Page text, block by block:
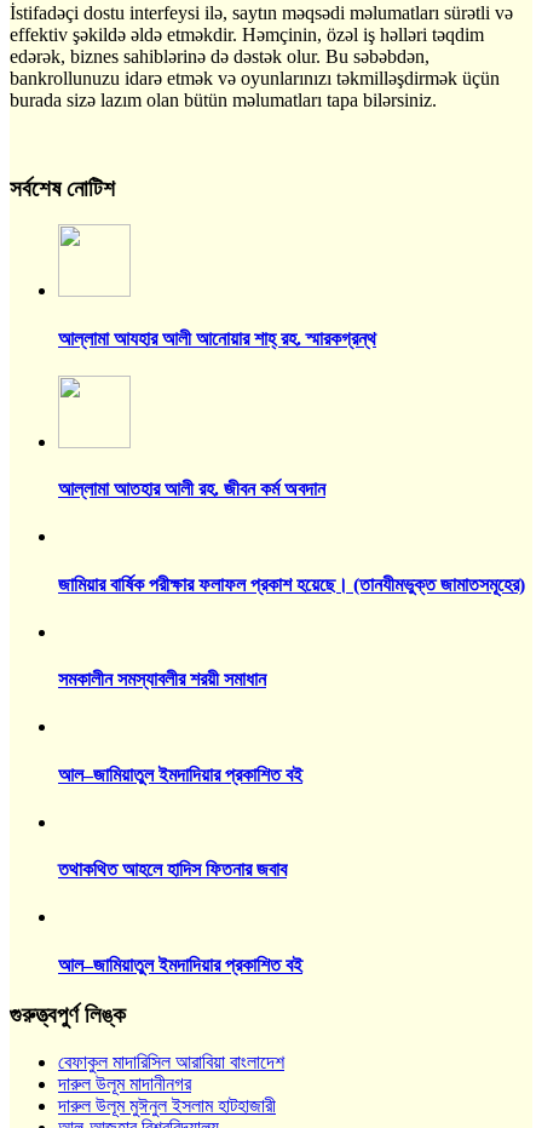
İstifadəçi dostu interfeysi ilə, saytın məqsədi məlumatları sürətli və
effektiv şəkildə əldə etməkdir. Həmçinin, özəl iş həlləri təqdim
edərək, biznes sahiblərinə də dəstək olur. Bu səbəbdən,
bankrollunuzu idarə etmək və oyunlarınızı təkmilləşdirmək üçün
burada sizə lazım olan bütün məlumatları tapa bilərsiniz.
সর্বশেষ নোটিশ
আল্লামা আযহার আলী আনোয়ার শাহ্‌ রহ. স্মারকগ্রন্থ
আল্লামা আতহার আলী রহ. জীবন কর্ম অবদান
জামিয়ার বার্ষিক পরীক্ষার ফলাফল প্রকাশ হয়েছে। (তানযীমভুক্ত জামাতসমূহের)
সমকালীন সমস্যাবলীর শরয়ী সমাধান
আল–জামিয়াতুল ইমদাদিয়ার প্রকাশিত বই
তথাকথিত আহলে হাদিস ফিতনার জবাব
আল–জামিয়াতুল ইমদাদিয়ার প্রকাশিত বই
গুরুত্ত্বপুর্ণ লিঙ্ক
বেফাকুল মাদারিসিল আরাবিয়া বাংলাদেশ
দারুল উলূম মাদানীনগর
দারুল উলূম মুঈনুল ইসলাম হাটহাজারী